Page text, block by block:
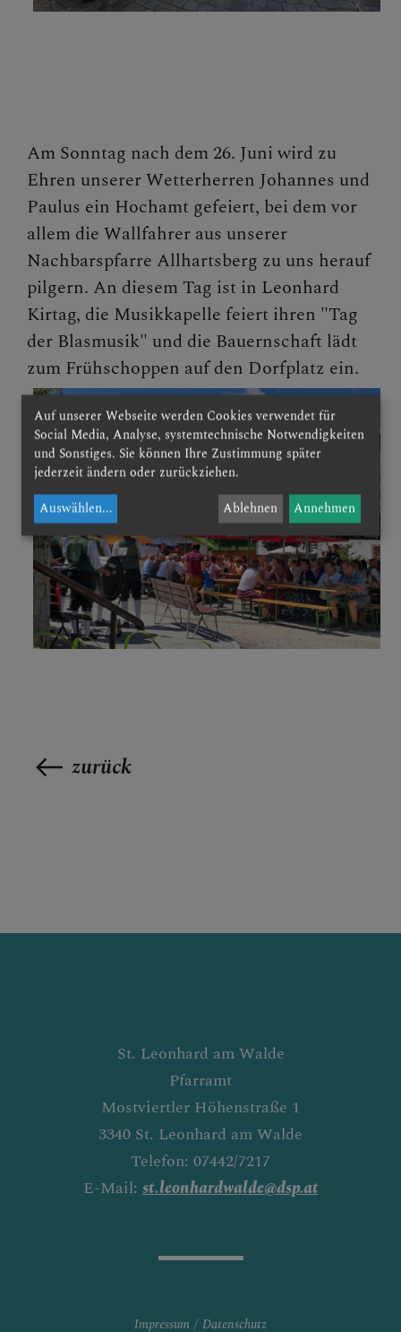
Am Sonntag nach dem 26. Juni wird zu
Ehren unserer Wetterherren Johannes und
Paulus ein Hochamt gefeiert, bei dem vor
allem die Wallfahrer aus unserer
Nachbarspfarre Allhartsberg zu uns herauf
pilgern. An diesem Tag ist in Leonhard
Kirtag, die Musikkapelle feiert ihren "Tag
der Blasmusik" und die Bauernschaft lädt
zum Frühschoppen auf den Dorfplatz ein.
zurück
St. Leonhard am Walde
Pfarramt
Mostviertler Höhenstraße 1
3340 St. Leonhard am Walde
Telefon: 07442/7217
E-Mail:st.leonhardwalde@dsp.at
Impressum Datenschutz
Auf unserer Webseite werden Cookies verwendet für
Social Media, Analyse, systemtechnische Notwendigkeiten
und Sonstiges. Sie können Ihre Zustimmung später
jederzeit ändern oder zurückziehen.
Auswählen... Ablehnen Annehmen